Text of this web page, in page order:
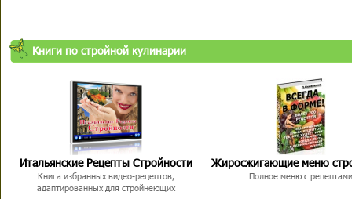
Книги по стройной кулинарии
Итальянские Рецепты Стройности
Книга избранных видео-рецептов,
адаптированных для стройнеющих
Жиросжигающие меню
Полное меню с рецептами